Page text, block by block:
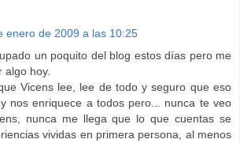
enero de 2009 a las 10:25
un poquito del blog estos días pero me
algo hoy.
Vicens lee, lee de todo y seguro que eso
nos enriquece a todos pero... nunca te veo
nunca me llega que lo que cuentas se
vividas en primera persona, al menos